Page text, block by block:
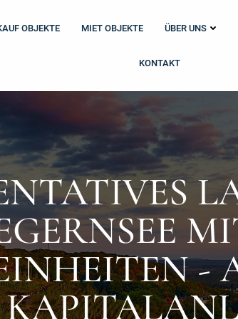
OBJEKTE MIET OBJEKTE ÜBER UNS
KONTAKT
-